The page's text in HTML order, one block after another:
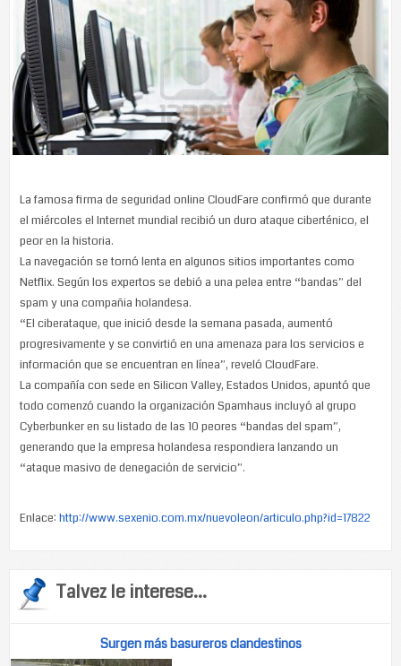
La famosa firma de seguridad online CloudFare confirmó que durante
el miércoles el Internet mundial recibió un duro ataque ciberténico, el
peor en la historia.
La navegación se tornó lenta en algunos sitios importantes como
Netflix. Según los expertos se debió a una pelea entre “bandas” del
spam y una compañia holandesa.
“El ciberataque, que inició desde la semana pasada, aumentó
progresivamente y se convirtió en una amenaza para los servicios e
información que se encuentran en línea”, reveló CloudFare.
La compañía con sede en Silicon Valley, Estados Unidos, apuntó que
todo comenzó cuando la organización Spamhaus incluyó al grupo
Cyberbunker en su listado de las 10 peores “bandas del spam”,
generando que la empresa holandesa respondiera lanzando un
“ataque masivo de denegación de servicio”.
Enlace: http://www.sexenio.com.mx/nuevoleon/articulo.php?id=17822
Talvez le interese...
Surgen más basureros clandestinos